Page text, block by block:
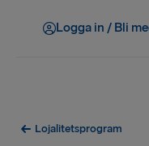
Logga in / Bli
Lojalitetsprogram